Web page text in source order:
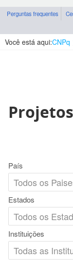
Perguntas frequentes
Você está aqui:CNPq
País
Estados
Instituições